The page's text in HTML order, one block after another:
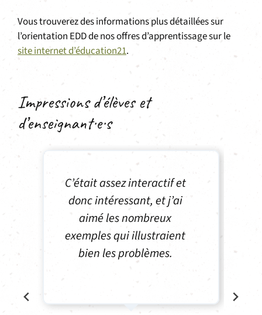
Vous trouverez des informations plus détaillées sur
l’orientation EDD de nos offres d’apprentissage sur le
site internet d’éducation21.
Impressions d’élèves et
d’enseignant·e·s
Superbe visite guidée de
[…] et […], qui ont été très
attentifs aux différents
niveaux de connaissances et
de langage des enfants.